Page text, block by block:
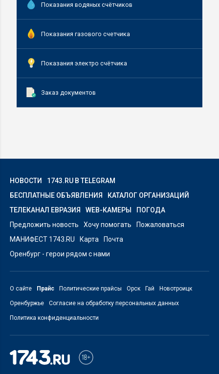
Показания водяных счётчиков
Показания газового счетчика
Показания электро счётчика
Заказ документов
НОВОСТИ
1743.RU В TELEGRAM
БЕСПЛАТНЫЕ ОБЪЯВЛЕНИЯ
КАТАЛОГ ОРГАНИЗАЦИЙ
ТЕЛЕКАНАЛ ЕВРАЗИЯ
WEB-КАМЕРЫ
ПОГОДА
Предложить новость
Хочу помогать
Пожаловаться
МАНИФЕСТ 1743.RU
Карта
Почта
Оренбург - герои рядом с нами
О сайте Прайс Политические прайсы Орск Гай Новотроицк
Оренбуржье Согласие на обработку персональных данных
Политика конфиденциальности